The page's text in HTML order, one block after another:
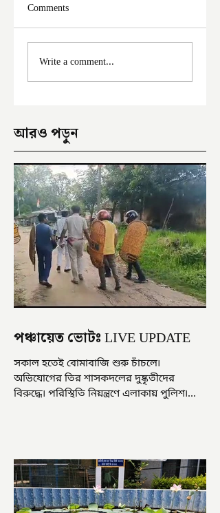
ইংরেজবাজারে
Comments
Write a comment...
আরও পড়ুন
পঞ্চায়েত ভোটঃ LIVE UPDATE
সকাল হতেই বোমাবাজি শুরু চাঁচলে৷
অভিযোগের তির শাসকদলের দুষ্কৃতীদের
বিরুদ্ধে৷ পরিস্থিতি নিয়ন্ত্রণে এলাকায় পুলিশ৷